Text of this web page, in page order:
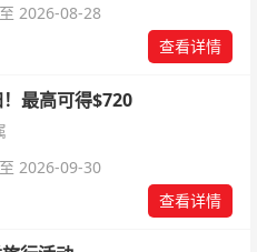
2026-08-28
查看详情
最高可得$720
2026-09-30
查看详情